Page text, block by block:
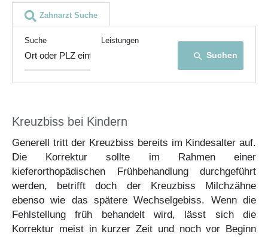
Zahnarzt Suche
Suche Leistungen
search Suchen
Kreuzbiss bei Kindern
Generell tritt der Kreuzbiss bereits im Kindesalter auf.
Die Korrektur sollte im Rahmen einer
kieferorthopädischen Frühbehandlung durchgeführt
werden, betrifft doch der Kreuzbiss Milchzähne
ebenso wie das spätere Wechselgebiss. Wenn die
Fehlstellung früh behandelt wird, lässt sich die
Korrektur meist in kurzer Zeit und noch vor Beginn